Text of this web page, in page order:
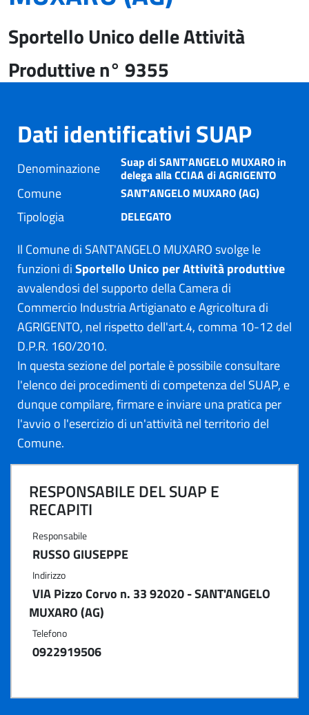
Sportello Unico delle Attività
Produttive n° 9355
Dati identificativi SUAP
Denominazione Suap di SANT'ANGELO MUXARO in
delega alla CCIAA di AGRIGENTO
Comune SANT'ANGELO MUXARO (AG)
Tipologia DELEGATO
Il Comune di SANT'ANGELO MUXARO svolge le
funzioni diSportello Unico per Attività produttive
avvalendosi del supporto della Camera di
Commercio Industria Artigianato e Agricoltura di
AGRIGENTO, nel rispetto dell'art.4, comma 10-12 del
D.P.R. 160/2010.
In questa sezione del portale è possibile consultare
l'elenco dei procedimenti di competenza del SUAP, e
dunque compilare, firmare e inviare una pratica per
l'avvio o l'esercizio di un'attività nel territorio del
Comune.
RESPONSABILE DEL SUAP E
RECAPITI
Responsabile
RUSSO GIUSEPPE
Indirizzo
VIA Pizzo Corvo n. 33 92020 - SANT'ANGELO
MUXARO (AG)
Telefono
0922919506